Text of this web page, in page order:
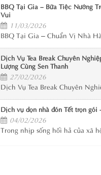
BBQ Tại Gia – Bữa Tiệc Nướng
Vui
11/03/2026
BBQ Tại Gia – Chuẩn Vị Nhà
Dịch Vụ Tea Break Chuyên
Lượng Cùng Sen Thanh
27/02/2026
Dịch Vụ Tea Break Chuyên
Dịch vụ dọn nhà đón Tết trọn gói
04/02/2026
Trong nhịp sống hối hả của xã